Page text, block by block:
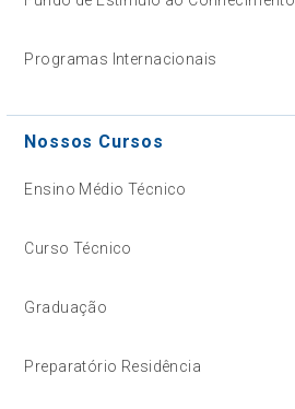
Programas Internacionais
Nossos Cursos
Ensino Médio Técnico
Curso Técnico
Graduação
Preparatório Residência